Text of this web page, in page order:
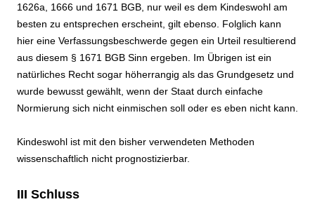
1626a, 1666 und 1671 BGB, nur weil es dem Kindeswohl am
besten zu entsprechen erscheint, gilt ebenso. Folglich kann
hier eine Verfassungsbeschwerde gegen ein Urteil resultierend
aus diesem § 1671 BGB Sinn ergeben. Im Übrigen ist ein
natürliches Recht sogar höherrangig als das Grundgesetz und
wurde bewusst gewählt, wenn der Staat durch einfache
Normierung sich nicht einmischen soll oder es eben nicht kann.
Kindeswohl ist mit den bisher verwendeten Methoden
wissenschaftlich nicht prognostizierbar.
III Schluss